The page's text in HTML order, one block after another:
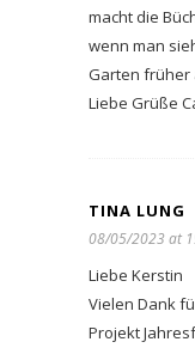
macht die
wenn man
Garten früher
Liebe Grüße
TINA LUNG
08/05/2023 at
Liebe Kerstin
Vielen Dank
Projekt